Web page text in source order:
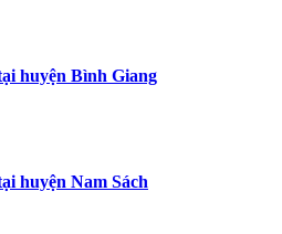
huyện Bình Giang
huyện Nam Sách